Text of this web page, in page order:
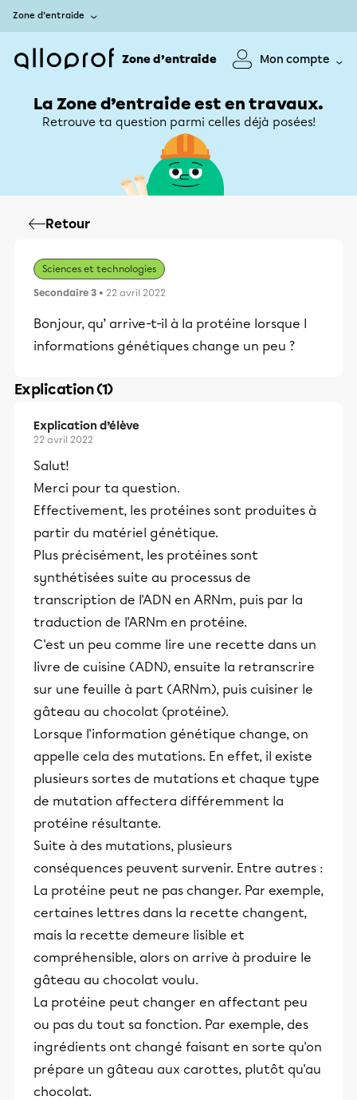
Zone d’entraide
Zone d’entraide Mon compte
La Zone d’entraide est en travaux.
Retrouve ta question parmi celles déjà posées!
Retour
Sciences et technologies
Secondaire 3 • 22 avril 2022
Bonjour, qu’ arrive-t-il à la protéine lorsque l
informations génétiques change un peu ?
Explication (1)
Explication d’élève
22 avril 2022
Salut!
Merci pour ta question.
Effectivement, les protéines sont produites à
partir du matériel génétique.
Plus précisément, les protéines sont
synthétisées suite au processus de
transcription de l'ADN en ARNm, puis par la
traduction de l'ARNm en protéine.
C'est un peu comme lire une recette dans un
livre de cuisine (ADN), ensuite la retranscrire
sur une feuille à part (ARNm), puis cuisiner le
gâteau au chocolat (protéine).
Lorsque l'information génétique change, on
appelle cela des mutations. En effet, il existe
plusieurs sortes de mutations et chaque type
de mutation affectera différemment la
protéine résultante.
Suite à des mutations, plusieurs
conséquences peuvent survenir. Entre autres :
La protéine peut ne pas changer. Par exemple,
certaines lettres dans la recette changent,
mais la recette demeure lisible et
compréhensible, alors on arrive à produire le
gâteau au chocolat voulu.
La protéine peut changer en affectant peu
ou pas du tout sa fonction. Par exemple, des
ingrédients ont changé faisant en sorte qu'on
prépare un gâteau aux carottes, plutôt qu'au
chocolat.